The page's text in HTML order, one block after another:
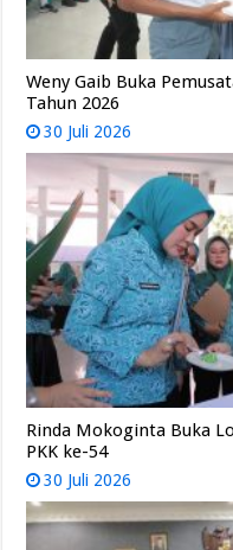
Weny Gaib Buka
Tahun 2026
30 Juli 2026
Rinda Mokoginta Buka
PKK ke-54
30 Juli 2026